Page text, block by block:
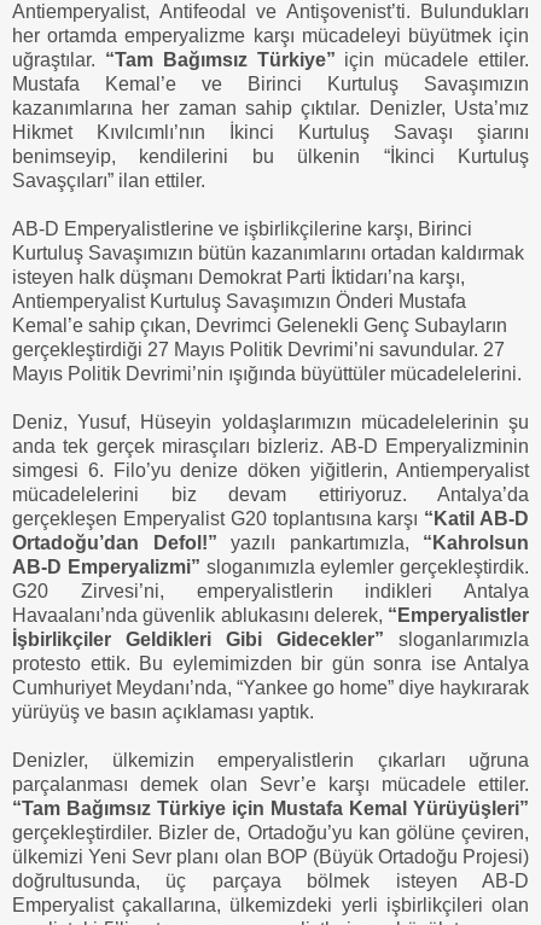
Antiemperyalist, Antifeodal ve Antişovenist’ti. Bulundukları
her ortamda emperyalizme karşı mücadeleyi büyütmek için
uğraştılar. “Tam Bağımsız Türkiye” için mücadele ettiler.
Mustafa Kemal’e ve Birinci Kurtuluş Savaşımızın
kazanımlarına her zaman sahip çıktılar. Denizler, Usta’mız
Hikmet Kıvılcımlı’nın İkinci Kurtuluş Savaşı şiarını
benimseyip, kendilerini bu ülkenin “İkinci Kurtuluş
Savaşçıları” ilan ettiler.
AB-D Emperyalistlerine ve işbirlikçilerine karşı, Birinci
Kurtuluş Savaşımızın bütün kazanımlarını ortadan kaldırmak
isteyen halk düşmanı Demokrat Parti İktidarı’na karşı,
Antiemperyalist Kurtuluş Savaşımızın Önderi Mustafa
Kemal’e sahip çıkan, Devrimci Gelenekli Genç Subayların
gerçekleştirdiği 27 Mayıs Politik Devrimi’ni savundular. 27
Mayıs Politik Devrimi’nin ışığında büyüttüler mücadelelerini.
Deniz, Yusuf, Hüseyin yoldaşlarımızın mücadelelerinin şu
anda tek gerçek mirasçıları bizleriz. AB-D Emperyalizminin
simgesi 6. Filo’yu denize döken yiğitlerin, Antiemperyalist
mücadelelerini biz devam ettiriyoruz. Antalya’da
gerçekleşen Emperyalist G20 toplantısına karşı “Katil AB-D
Ortadoğu’dan Defol!” yazılı pankartımızla, “Kahrolsun
AB-D Emperyalizmi” sloganımızla eylemler gerçekleştirdik.
G20 Zirvesi’ni, emperyalistlerin indikleri Antalya
Havaalanı’nda güvenlik ablukasını delerek, “Emperyalistler
İşbirlikçiler Geldikleri Gibi Gidecekler” sloganlarımızla
protesto ettik. Bu eylemimizden bir gün sonra ise Antalya
Cumhuriyet Meydanı’nda, “Yankee go home” diye haykırarak
yürüyüş ve basın açıklaması yaptık.
Denizler, ülkemizin emperyalistlerin çıkarları uğruna
parçalanması demek olan Sevr’e karşı mücadele ettiler.
“Tam Bağımsız Türkiye için Mustafa Kemal Yürüyüşleri”
gerçekleştirdiler. Bizler de, Ortadoğu’yu kan gölüne çeviren,
ülkemizi Yeni Sevr planı olan BOP (Büyük Ortadoğu Projesi)
doğrultusunda, üç parçaya bölmek isteyen AB-D
Emperyalist çakallarına, ülkemizdeki yerli işbirlikçileri olan